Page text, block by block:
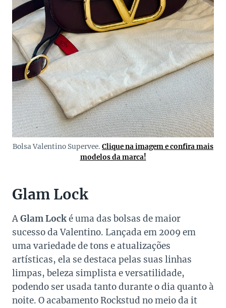
Bolsa Valentino Supervee. Clique na imagem e confira mais
modelos da marca!
Glam Lock
AGlam Locké uma das bolsas de maior
sucesso da Valentino. Lançada em 2009 em
uma variedade de tons e atualizações
artísticas, ela se destaca pelas suas linhas
limpas, beleza simplista e versatilidade,
podendo ser usada tanto durante o dia quanto à
noite. O acabamento Rockstud no meio da it